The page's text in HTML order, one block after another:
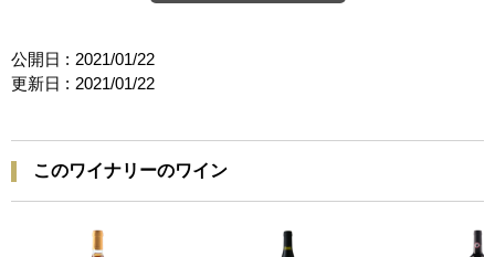
公開日 : 2021/01/22
更新日 : 2021/01/22
このワイナリーのワイン